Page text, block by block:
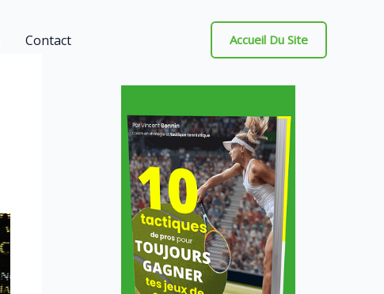
Contact Accueil Du Site